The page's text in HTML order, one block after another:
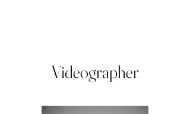
Videographer